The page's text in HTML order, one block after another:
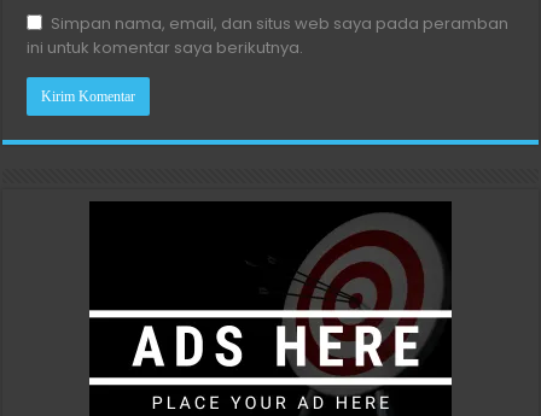
Simpan nama, email, dan situs web saya pada peramban
ini untuk komentar saya berikutnya.